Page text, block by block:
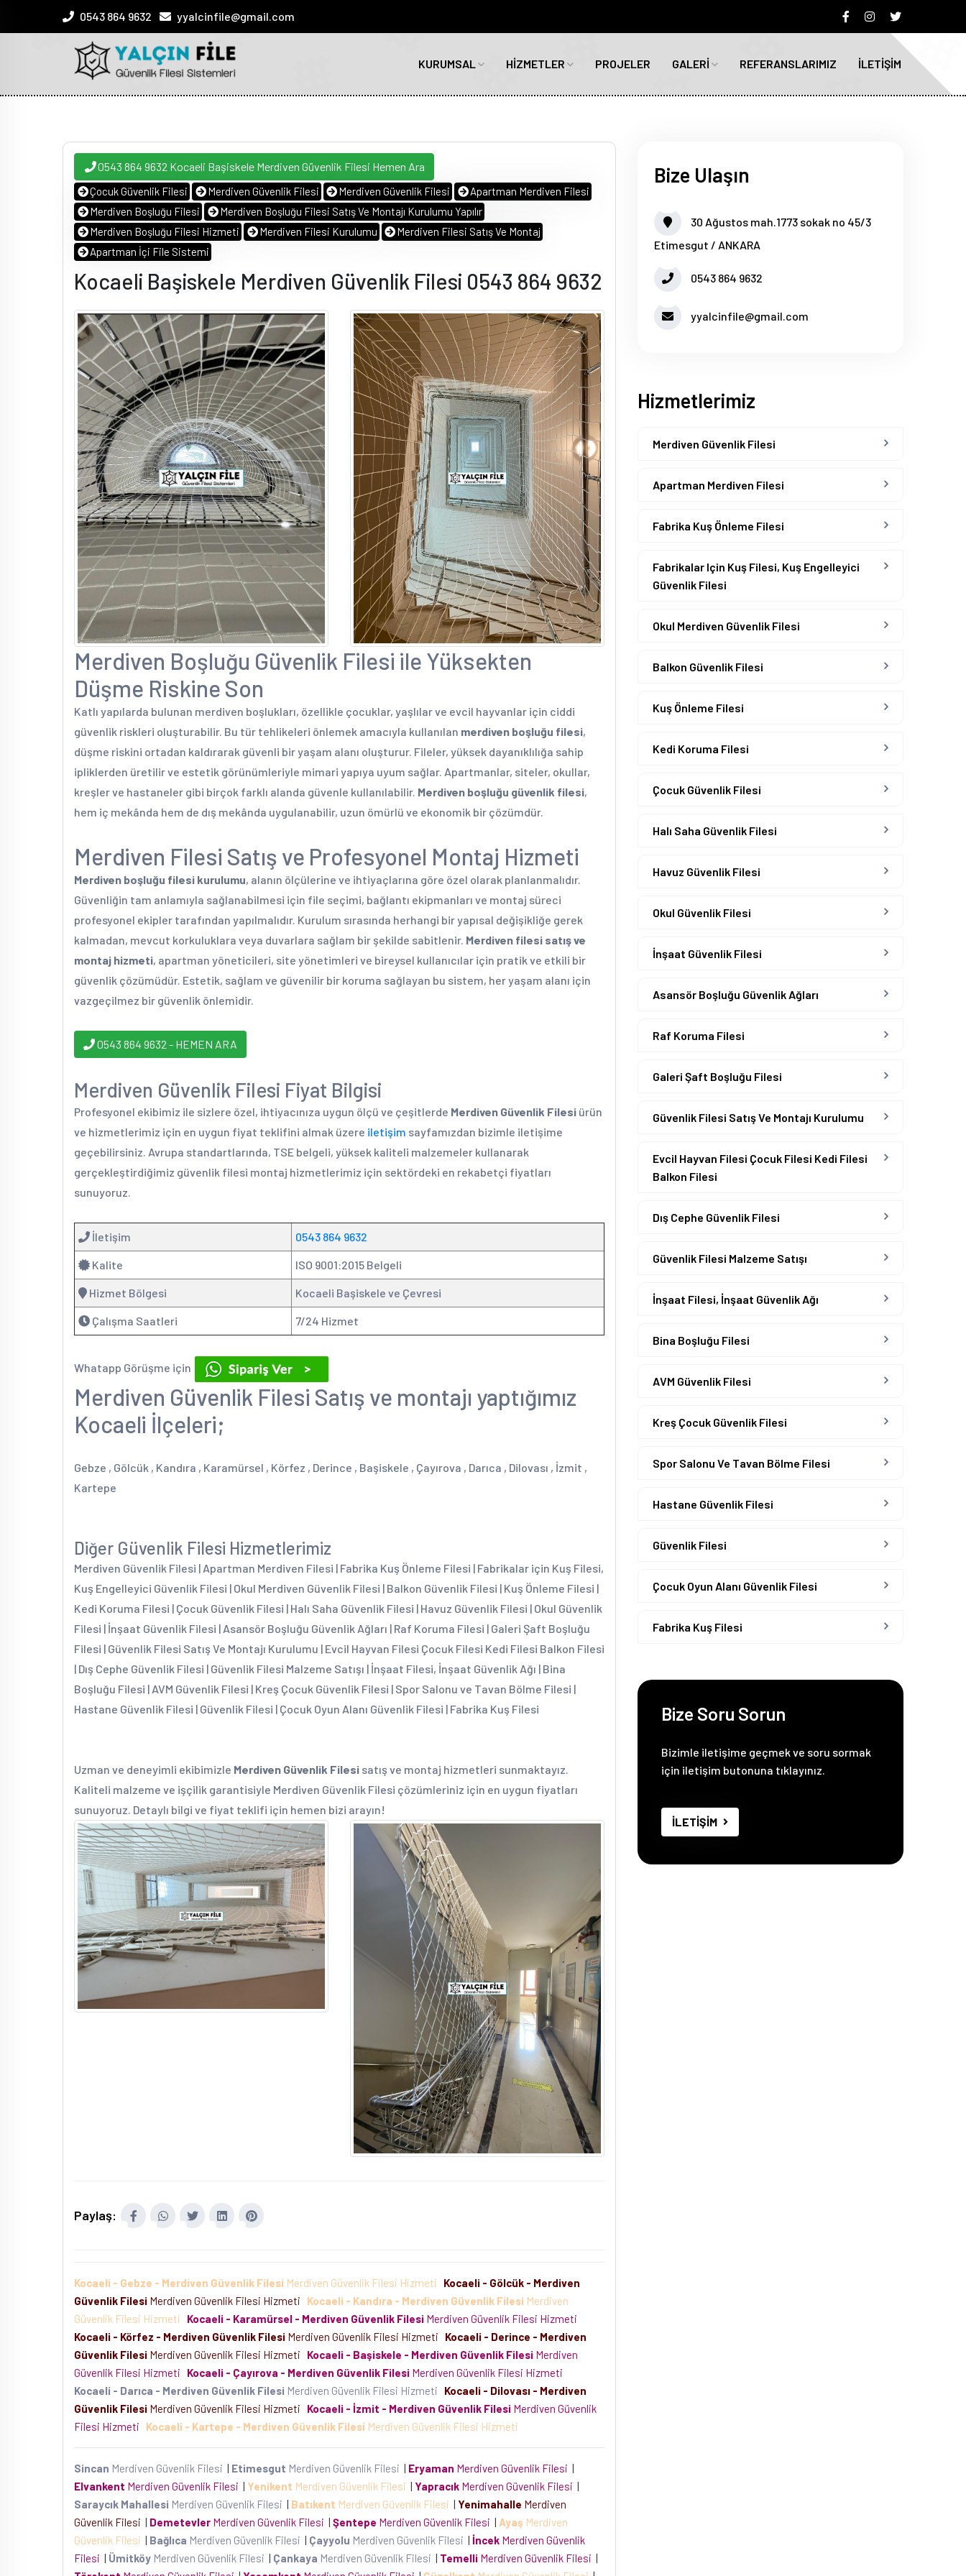
0543 864 9632 yyalcinfile@gmail.com
KURUMSAL HİZMETLER PROJELER GALERİ REFERANSLARIMIZ İLETİŞİM
0543 864 9632 Kocaeli Başiskele Merdiven Güvenlik Filesi Hemen Ara
Çocuk Güvenlik Filesi Merdiven Güvenlik Filesi Merdiven Güvenlik Filesi
Apartman Merdiven Filesi
Merdiven Boşluğu Filesi
Merdiven Boşluğu Filesi Satış Ve Montajı Kurulumu Yapılır
Merdiven Boşluğu Filesi Hizmeti
Merdiven Filesi Kurulumu
Merdiven Filesi Satış Ve Montaj
Apartman İçi File Sistemi
Kocaeli Başiskele Merdiven Güvenlik Filesi 0543 864 9632
Merdiven Boşluğu Güvenlik Filesi ile Yüksekten
Düşme Riskine Son
Katlı yapılarda bulunan merdiven boşlukları, özellikle çocuklar, yaşlılar ve evcil hayvanlar için ciddi
güvenlik riskleri oluşturabilir. Bu tür tehlikeleri önlemek amacıyla kullanılan merdiven boşluğu filesi,
düşme riskini ortadan kaldırarak güvenli bir yaşam alanı oluşturur. Fileler, yüksek dayanıklılığa sahip
ipliklerden üretilir ve estetik görünümleriyle mimari yapıya uyum sağlar. Apartmanlar, siteler, okullar,
kreşler ve hastaneler gibi birçok farklı alanda güvenle kullanılabilir. Merdiven boşluğu güvenlik filesi,
hem iç mekânda hem de dış mekânda uygulanabilir, uzun ömürlü ve ekonomik bir çözümdür.
Merdiven Filesi Satış ve Profesyonel Montaj Hizmeti
Merdiven boşluğu filesi kurulumu, alanın ölçülerine ve ihtiyaçlarına göre özel olarak planlanmalıdır.
Güvenliğin tam anlamıyla sağlanabilmesi için file seçimi, bağlantı ekipmanları ve montaj süreci
profesyonel ekipler tarafından yapılmalıdır. Kurulum sırasında herhangi bir yapısal değişikliğe gerek
kalmadan, mevcut korkuluklara veya duvarlara sağlam bir şekilde sabitlenir. Merdiven filesi satış ve
montaj hizmeti, apartman yöneticileri, site yönetimleri ve bireysel kullanıcılar için pratik ve etkili bir
güvenlik çözümüdür. Estetik, sağlam ve güvenilir bir koruma sağlayan bu sistem, her yaşam alanı için
vazgeçilmez bir güvenlik önlemidir.
0543 864 9632 - HEMEN ARA
Merdiven Güvenlik Filesi Fiyat Bilgisi
Profesyonel ekibimiz ile sizlere özel, ihtiyacınıza uygun ölçü ve çeşitlerde Merdiven Güvenlik Filesi ürün
ve hizmetlerimiz için en uygun fiyat teklifini almak üzere iletişim sayfamızdan bizimle iletişime
geçebilirsiniz. Avrupa standartlarında, TSE belgeli, yüksek kaliteli malzemeler kullanarak
gerçekleştirdiğimiz güvenlik filesi montaj hizmetlerimiz için sektördeki en rekabetçi fiyatları
sunuyoruz.
İletişim 0543 864 9632
Kalite ISO 9001:2015 Belgeli
Hizmet Bölgesi Kocaeli Başiskele ve Çevresi
Çalışma Saatleri 7/24 Hizmet
Whatapp Görüşme için
Merdiven Güvenlik Filesi Satış ve montajı yaptığımız
Kocaeli İlçeleri;
Gebze , Gölcük , Kandıra , Karamürsel , Körfez , Derince , Başiskele , Çayırova , Darıca , Dilovası , İzmit ,
Kartepe
Diğer Güvenlik Filesi Hizmetlerimiz
Merdiven Güvenlik Filesi | Apartman Merdiven Filesi | Fabrika Kuş Önleme Filesi | Fabrikalar için Kuş Filesi,
Kuş Engelleyici Güvenlik Filesi | Okul Merdiven Güvenlik Filesi | Balkon Güvenlik Filesi | Kuş Önleme Filesi |
Kedi Koruma Filesi | Çocuk Güvenlik Filesi | Halı Saha Güvenlik Filesi | Havuz Güvenlik Filesi | Okul Güvenlik
Filesi | İnşaat Güvenlik Filesi | Asansör Boşluğu Güvenlik Ağları | Raf Koruma Filesi | Galeri Şaft Boşluğu
Filesi | Güvenlik Filesi Satış Ve Montajı Kurulumu | Evcil Hayvan Filesi Çocuk Filesi Kedi Filesi Balkon Filesi
| Dış Cephe Güvenlik Filesi | Güvenlik Filesi Malzeme Satışı | İnşaat Filesi, İnşaat Güvenlik Ağı | Bina
Boşluğu Filesi | AVM Güvenlik Filesi | Kreş Çocuk Güvenlik Filesi | Spor Salonu ve Tavan Bölme Filesi |
Hastane Güvenlik Filesi | Güvenlik Filesi | Çocuk Oyun Alanı Güvenlik Filesi | Fabrika Kuş Filesi
Uzman ve deneyimli ekibimizle Merdiven Güvenlik Filesi satış ve montaj hizmetleri sunmaktayız.
Kaliteli malzeme ve işçilik garantisiyle Merdiven Güvenlik Filesi çözümleriniz için en uygun fiyatları
sunuyoruz. Detaylı bilgi ve fiyat teklifi için hemen bizi arayın!
Paylaş:
Kocaeli - Gebze - Merdiven Güvenlik Filesi Merdiven Güvenlik Filesi Hizmeti
Kocaeli - Gölcük - Merdiven
Güvenlik Filesi Merdiven Güvenlik Filesi Hizmeti Kocaeli - Kandıra - Merdiven Güvenlik Filesi Merdiven
Güvenlik Filesi Hizmeti
Kocaeli - Karamürsel - Merdiven Güvenlik Filesi Merdiven Güvenlik Filesi Hizmeti
Kocaeli - Körfez - Merdiven Güvenlik Filesi Merdiven Güvenlik Filesi Hizmeti
Kocaeli - Derince - Merdiven
Güvenlik Filesi Merdiven Güvenlik Filesi Hizmeti Kocaeli - Başiskele - Merdiven Güvenlik Filesi Merdiven
Güvenlik Filesi Hizmeti
Kocaeli - Çayırova - Merdiven Güvenlik Filesi Merdiven Güvenlik Filesi Hizmeti
Kocaeli - Darıca - Merdiven Güvenlik Filesi Merdiven Güvenlik Filesi Hizmeti
Kocaeli - Dilovası - Merdiven
Güvenlik Filesi Merdiven Güvenlik Filesi Hizmeti Kocaeli - İzmit - Merdiven Güvenlik Filesi Merdiven Güvenlik
Filesi Hizmeti
Kocaeli - Kartepe - Merdiven Güvenlik Filesi Merdiven Güvenlik Filesi Hizmeti
Sincan Merdiven Güvenlik Filesi | Etimesgut Merdiven Güvenlik Filesi | Eryaman Merdiven Güvenlik Filesi |
Elvankent Merdiven Güvenlik Filesi | Yenikent Merdiven Güvenlik Filesi | Yapracık Merdiven Güvenlik Filesi |
Saraycık Mahallesi Merdiven Güvenlik Filesi | Batıkent Merdiven Güvenlik Filesi | Yenimahalle Merdiven
Güvenlik Filesi | Demetevler Merdiven Güvenlik Filesi | Şentepe Merdiven Güvenlik Filesi | Ayaş Merdiven
Güvenlik Filesi | Bağlıca Merdiven Güvenlik Filesi | Çayyolu Merdiven Güvenlik Filesi | İncek Merdiven Güvenlik
Filesi | Ümitköy Merdiven Güvenlik Filesi | Çankaya Merdiven Güvenlik Filesi | Temelli Merdiven Güvenlik Filesi |
Bize Ulaşın
30 Ağustos mah.1773 sokak no 45/3
Etimesgut / ANKARA
0543 864 9632
yyalcinfile@gmail.com
Hizmetlerimiz
Merdiven Güvenlik Filesi
Apartman Merdiven Filesi
Fabrika Kuş Önleme Filesi
Fabrikalar Için Kuş Filesi, Kuş Engelleyici
Güvenlik Filesi
Okul Merdiven Güvenlik Filesi
Balkon Güvenlik Filesi
Kuş Önleme Filesi
Kedi Koruma Filesi
Çocuk Güvenlik Filesi
Halı Saha Güvenlik Filesi
Havuz Güvenlik Filesi
Okul Güvenlik Filesi
İnşaat Güvenlik Filesi
Asansör Boşluğu Güvenlik Ağları
Raf Koruma Filesi
Galeri Şaft Boşluğu Filesi
Güvenlik Filesi Satış Ve Montajı Kurulumu
Evcil Hayvan Filesi Çocuk Filesi Kedi Filesi
Balkon Filesi
Dış Cephe Güvenlik Filesi
Güvenlik Filesi Malzeme Satışı
İnşaat Filesi, İnşaat Güvenlik Ağı
Bina Boşluğu Filesi
AVM Güvenlik Filesi
Kreş Çocuk Güvenlik Filesi
Spor Salonu Ve Tavan Bölme Filesi
Hastane Güvenlik Filesi
Güvenlik Filesi
Çocuk Oyun Alanı Güvenlik Filesi
Fabrika Kuş Filesi
Bize Soru Sorun
Bizimle iletişime geçmek ve soru sormak
için iletişim butonuna tıklayınız.
İLETİŞİM